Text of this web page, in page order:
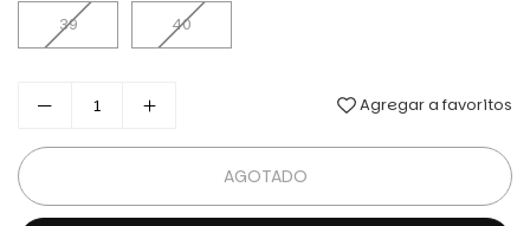
39 40
Agregar a favoritos
AGOTADO